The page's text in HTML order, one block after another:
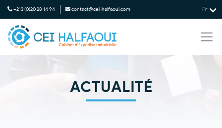
+213 (0)20 28 14 94 contact@cei-halfaoui.com Fr
ACTUALITÉ